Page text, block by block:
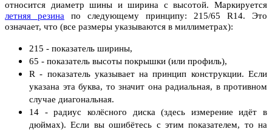
относится диаметр шины и ширина с высотой. Маркируется
летняя резина по следующему принципу: 215/65 R14. Это
означает, что (все размеры указываются в миллиметрах):
215 - показатель ширины,
65 - показатель высоты покрышки (или профиль),
R - показатель указывает на принцип конструкции. Если
указана эта буква, то значит она радиальная, в противном
случае диагональная.
14 - радиус колёсного диска (здесь измерение идёт в
дюймах). Если вы ошибётесь с этим показателем, то на